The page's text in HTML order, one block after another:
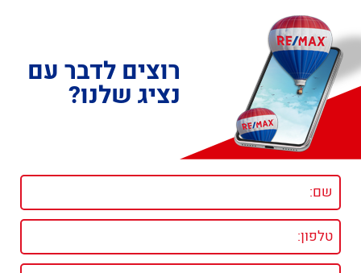
רוצים לדבר עם
נציג שלנו?